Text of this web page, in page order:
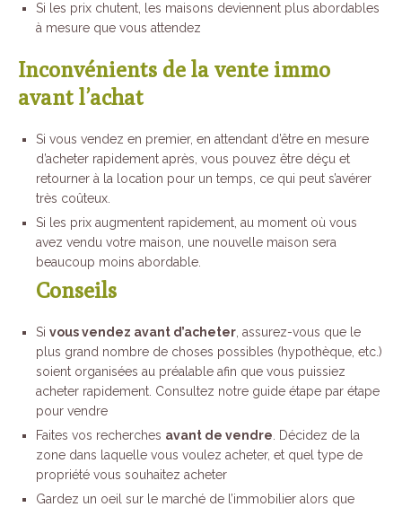
Si les prix chutent, les maisons deviennent plus abordables
à mesure que vous attendez
Inconvénients de la vente immo
avant l’achat
Si vous vendez en premier, en attendant d’être en mesure
d’acheter rapidement après, vous pouvez être déçu et
retourner à la location pour un temps, ce qui peut s’avérer
très coûteux.
Si les prix augmentent rapidement, au moment où vous
avez vendu votre maison, une nouvelle maison sera
beaucoup moins abordable.
Conseils
Si vous vendez avant d’acheter , assurez-vous que le
plus grand nombre de choses possibles (hypothèque, etc.)
soient organisées au préalable afin que vous puissiez
acheter rapidement. Consultez notre guide étape par étape
pour vendre
Faites vos recherches avant de vendre . Décidez de la
zone dans laquelle vous voulez acheter, et quel type de
propriété vous souhaitez acheter
Gardez un oeil sur le marché de l’immobilier alors que